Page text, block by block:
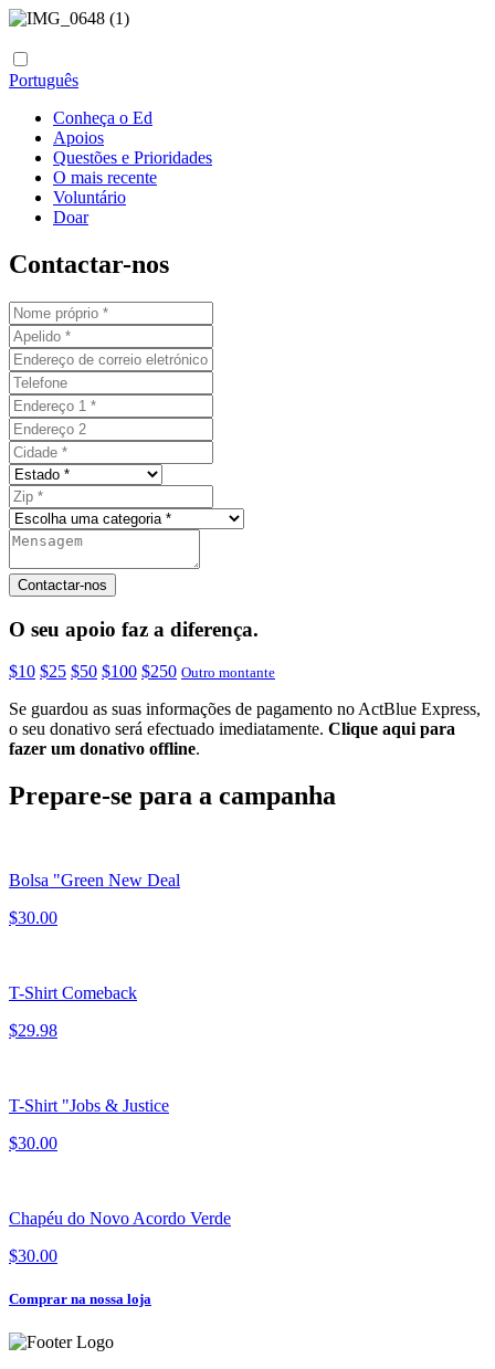
Português
Conheça o Ed
Apoios
Questões e Prioridades
O mais recente
Voluntário
Doar
Contactar-nos
Contactar-nos
O seu apoio faz a diferença.
$10 $25 $50 $100 $250 Outro montante
Se guardou as suas informações de pagamento no ActBlue Express,
o seu donativo será efectuado imediatamente. Clique aqui para
fazer um donativo offline.
Prepare-se para a campanha
Bolsa "Green New Deal
$30.00
T-Shirt Comeback
$29.98
T-Shirt "Jobs & Justice
$30.00
Chapéu do Novo Acordo Verde
$30.00
Comprar na nossa loja